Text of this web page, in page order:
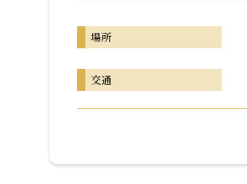
場所
交通